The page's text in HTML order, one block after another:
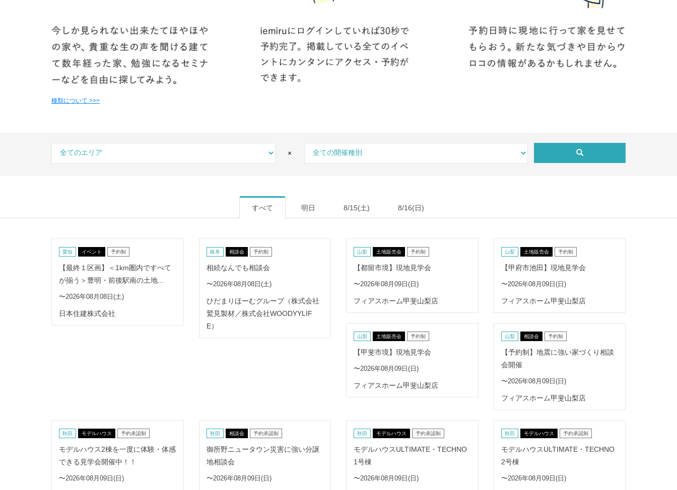
種類について >>>
×
すべて 明日 8/15(土) 8/16(日)
愛知 イベント 予約制
【最終１区画】＜1km圏内ですべて
が揃う＞豊明・前後駅南の土地...
〜2026年08月08日(土)
日本住建株式会社
岐阜 相談会 予約制
相続なんでも相談会
〜2026年08月08日(土)
ひだまりほーむグループ（株式会社
鷲見製材／株式会社WOODYYLIF
E）
山梨 土地販売会 予約制
【都留市境】現地見学会
〜2026年08月09日(日)
フィアスホーム甲斐山梨店
山梨 土地販売会 予約制
【甲府市池田】現地見学会
〜2026年08月09日(日)
フィアスホーム甲斐山梨店
山梨 土地販売会 予約制
【甲斐市境】現地見学会
〜2026年08月09日(日)
フィアスホーム甲斐山梨店
山梨 相談会 予約制
【予約制】地震に強い家づくり相談
会開催
〜2026年08月09日(日)
フィアスホーム甲斐山梨店
秋田 モデルハウス 予約承認制
モデルハウス2棟を一度に体験・体感
できる見学会開催中！！
〜2026年08月09日(日)
秋田 相談会 予約承認制
御所野ニュータウン災害に強い分譲
地相談会
〜2026年08月09日(日)
秋田 モデルハウス 予約承認制
モデルハウスULTIMATE・TECHNO
1号棟
〜2026年08月09日(日)
秋田 モデルハウス 予約承認制
モデルハウスULTIMATE・TECHNO
2号棟
〜2026年08月09日(日)